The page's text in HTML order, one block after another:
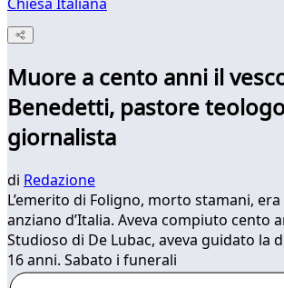
Muore a cento anni il
Benedetti, pastore
giornalista
di Redazione
L’emerito di Foligno, morto stamani,
anziano d’Italia. Aveva compiuto cento
Studioso di De Lubac, aveva guidato la
16 anni. Sabato i funerali